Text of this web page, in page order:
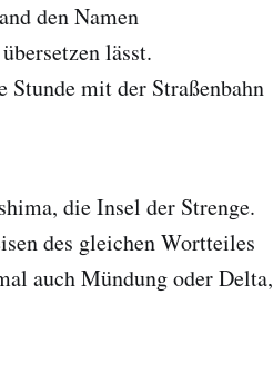
den Namen
lässt.
mit der Straßenbahn
die Insel der Strenge.
des gleichen Wortteiles
auch Mündung oder Delta,